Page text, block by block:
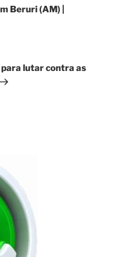
Beruri (AM) |
lutar contra as